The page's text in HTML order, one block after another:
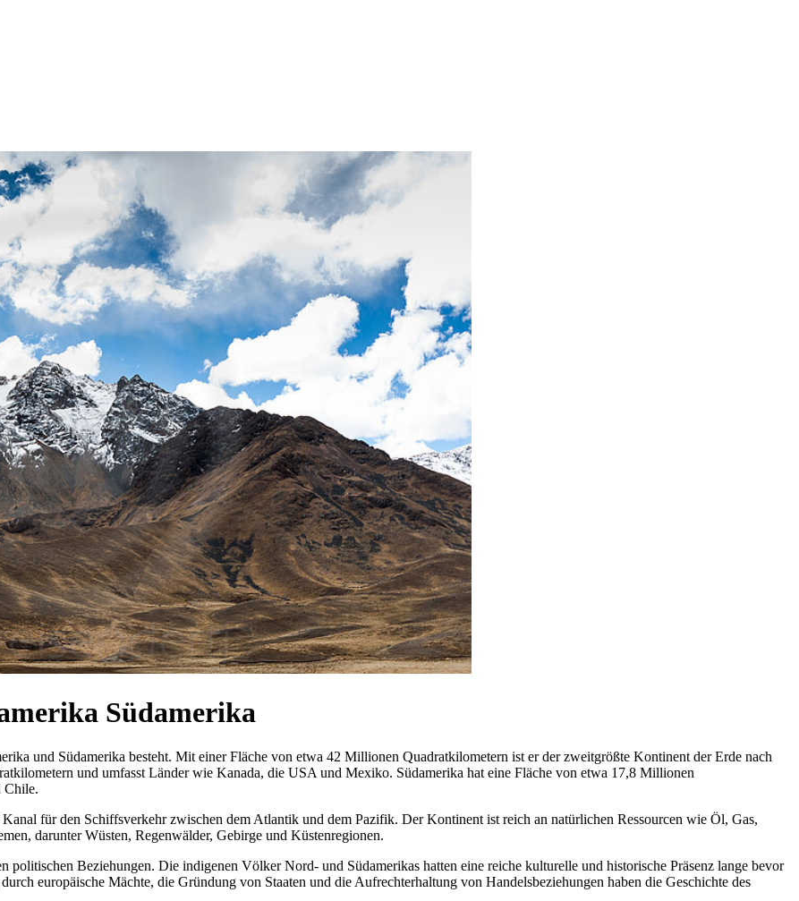
Südamerika
und Südamerika besteht. Mit einer Fläche von etwa 42 Millionen Quadratkilometern ist er der zweitgrößte Kontinent der Erde nach
und umfasst Länder wie Kanada, die USA und Mexiko. Südamerika hat eine Fläche von etwa 17,8 Millionen
Chile.
für den Schiffsverkehr zwischen dem Atlantik und dem Pazifik. Der Kontinent ist reich an natürlichen Ressourcen wie Öl, Gas,
darunter Wüsten, Regenwälder, Gebirge und Küstenregionen.
Beziehungen. Die indigenen Völker Nord- und Südamerikas hatten eine reiche kulturelle und historische Präsenz lange bevor
europäische Mächte, die Gründung von Staaten und die Aufrechterhaltung von Handelsbeziehungen haben die Geschichte des